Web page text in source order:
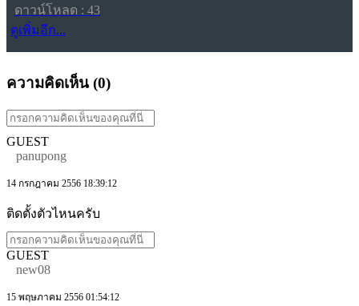
ดาวน์โหลด : 43
ดูเพิ่มอีก...
ความคิดเห็น (0)
GUEST
panupong
14 กรกฎาคม 2556 18:39:12
ติดตั้งตัวไหนครับ
GUEST
new08
15 พฤษภาคม 2556 01:54:12